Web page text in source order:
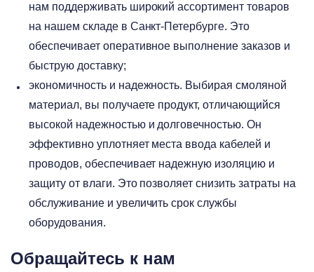
нам поддерживать широкий ассортимент товаров
на нашем складе в Санкт-Петербурге. Это
обеспечивает оперативное выполнение заказов и
быструю доставку;
экономичность и надежность. Выбирая смоляной
материал, вы получаете продукт, отличающийся
высокой надежностью и долговечностью. Он
эффективно уплотняет места ввода кабелей и
проводов, обеспечивает надежную изоляцию и
защиту от влаги. Это позволяет снизить затраты на
обслуживание и увеличить срок службы
оборудования.
Обращайтесь к нам